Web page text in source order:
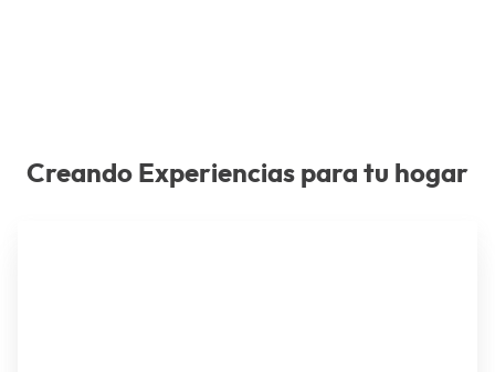
Creando Experiencias para tu hogar